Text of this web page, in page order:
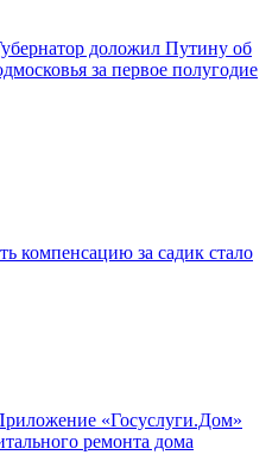
доложил Путину об
за первое полугодие
компенсацию за садик стало
«Госуслуги.Дом»
ремонта дома